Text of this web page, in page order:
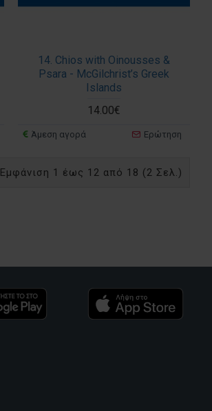
14. Chios with Oinousses &
Psara - McGilchrist’s Greek
Islands
14.00€
Άμεση αγορά Ερώτηση
Εμφάνιση 1 έως 12 από 18 (2 Σελ.)